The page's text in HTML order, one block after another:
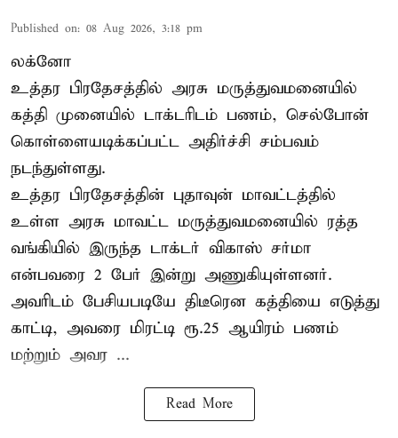
Published on: 08 Aug 2026, 3:18 pm
லக்னோ
உத்தர பிரதேசத்தில் அரசு மருத்துவமனையில்
கத்தி முனையில் டாக்டரிடம் பணம், செல்போன்
கொள்ளையடிக்கப்பட்ட அதிர்ச்சி சம்பவம்
நடந்துள்ளது.
உத்தர பிரதேசத்தின் புதாவுன் மாவட்டத்தில்
உள்ள அரசு மாவட்ட மருத்துவமனையில் ரத்த
வங்கியில் இருந்த டாக்டர் விகாஸ் சர்மா
என்பவரை 2 பேர் இன்று அணுகியுள்ளனர்.
அவரிடம் பேசியபடியே திடீரென கத்தியை எடுத்து
காட்டி, அவரை மிரட்டி ரூ.25 ஆயிரம் பணம்
மற்றும் அவர ...
Read More